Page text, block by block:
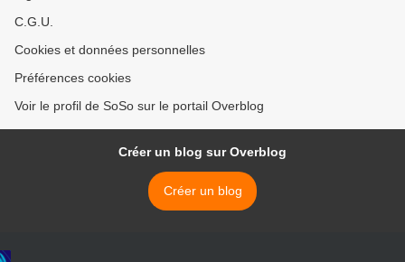
C.G.U.
Cookies et données personnelles
Préférences cookies
Voir le profil de SoSo sur le portail Overblog
Créer un blog sur Overblog
Créer un blog